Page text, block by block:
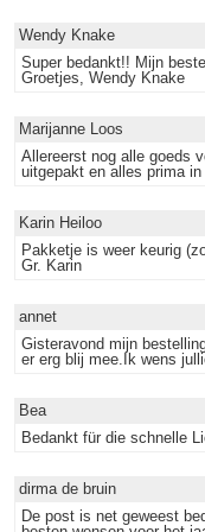
Wendy Knake
Super bedankt!! Mijn
Groetjes, Wendy Knake
Marijanne Loos
Allereerst nog alle goeds
uitgepakt en alles prima
Karin Heiloo
Pakketje is weer keurig
Gr. Karin
annet
Gisteravond mijn
er erg blij mee.Ik wens
Bea
Bedankt für die schnelle
dirma de bruin
De post is net geweest